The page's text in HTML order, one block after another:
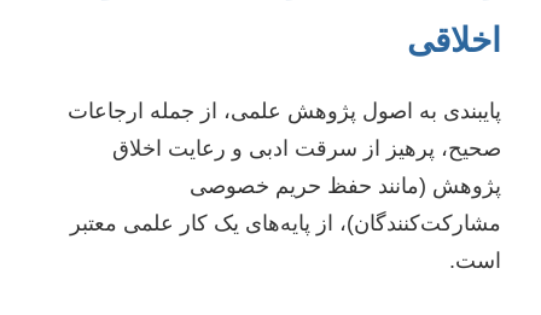
اخلاقی
پایبندی به اصول پژوهش علمی، از جمله ارجاعات
صحیح، پرهیز از سرقت ادبی و رعایت اخلاق
پژوهش (مانند حفظ حریم خصوصی
مشارکت‌کنندگان)، از پایه‌های یک کار علمی معتبر
است.